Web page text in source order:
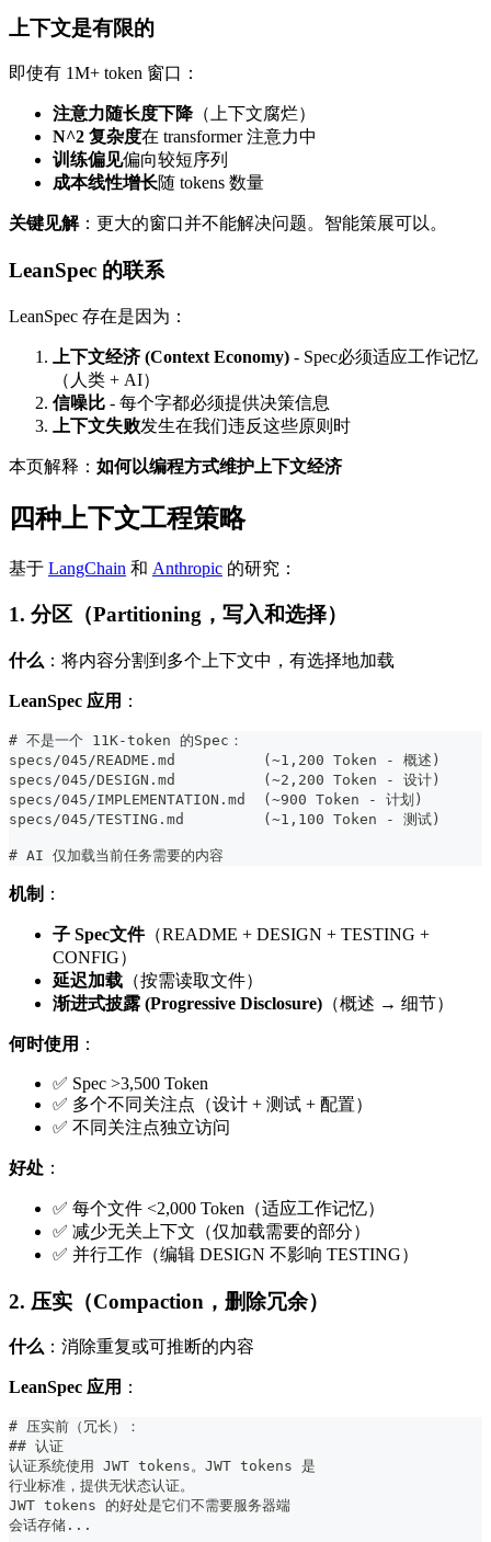
上下文是有限的
即使有 1M+ token 窗口：
注意力随长度下降（上下文腐烂）
N^2 复杂度在 transformer 注意力中
训练偏见偏向较短序列
成本线性增长随 tokens 数量
关键见解：更大的窗口并不能解决问题。智能策展可以。
LeanSpec 的联系
LeanSpec 存在是因为：
上下文经济 (Context Economy) - Spec必须适应工作记忆
（人类 + AI）
信噪比 - 每个字都必须提供决策信息
上下文失败发生在我们违反这些原则时
本页解释： 如何以编程方式维护上下文经济
四种上下文工程策略
基于 LangChain 和 Anthropic 的研究：
1. 分区（Partitioning，写入和选择）
什么 ：将内容分割到多个上下文中，有选择地加载
LeanSpec 应用 ：
# 不是一个 11K-token 的Spec：
specs/045/README.md          ( ~1,200 Token - 概述)
specs/045/DESIGN.md          ( ~2,200 Token - 设计)
specs/045/IMPLEMENTATION.md  ( ~900 Token - 计划)
specs/045/TESTING.md         ( ~1,100 Token - 测试)
# AI 仅加载当前任务需要的内容
机制 ：
子 Spec文件（README + DESIGN + TESTING +
CONFIG）
延迟加载 （按需读取文件）
渐进式披露 (Progressive Disclosure) （概述 → 细节）
何时使用 ：
✅ Spec >3,500 Token
✅ 多个不同关注点（设计 + 测试 + 配置）
✅ 不同关注点独立访问
好处 ：
✅ 每个文件 <2,000 Token（适应工作记忆）
✅ 减少无关上下文（仅加载需要的部分）
✅ 并行工作（编辑 DESIGN 不影响 TESTING）
2. 压实（Compaction，删除冗余）
什么 ：消除重复或可推断的内容
LeanSpec 应用 ：
# 压实前（冗长）：
## 认证
认证系统使用 JWT tokens。JWT tokens 是
行业标准，提供无状态认证。
JWT tokens 的好处是它们不需要服务器端
会话存储...